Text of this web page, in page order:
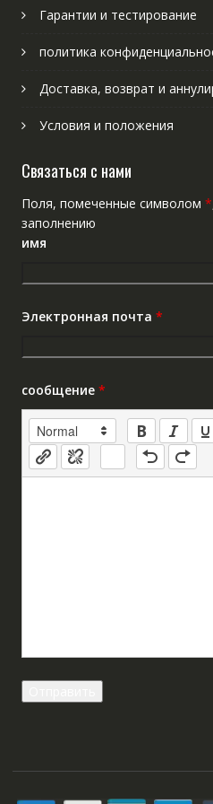
Гарантии и тестирование
политика
Доставка, возврат и
Условия и положения
Связаться с нами
Поля, помеченные символом *
заполнению
имя
Электронная почта *
сообщение *